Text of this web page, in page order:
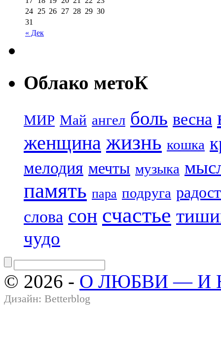
« Дек
24 25 26 27 28 29 30
31
Облако метоК
МИР Май ангел боль весна
женщина жизнь кошка
мелодия мечты музыка
память пара подруга
слова сон счастье
чудо
© 2026 - О ЛЮБВИ — И
Дизайн: Betterblog